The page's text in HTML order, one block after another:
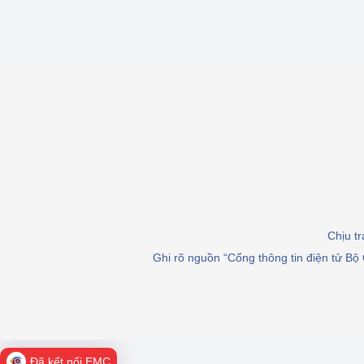
Chịu
Ghi rõ nguồn “Cổng thông tin điện tử